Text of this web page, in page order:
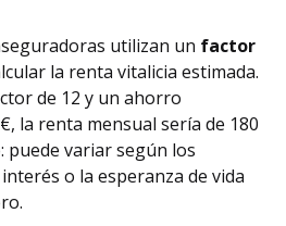
utilizan un factor
la renta vitalicia estimada.
de 12 y un ahorro
la renta mensual sería de 180
puede variar según los
o la esperanza de vida